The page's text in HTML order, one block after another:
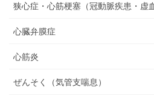
狭心症・心筋梗塞（冠動脈疾患・虚
心臓弁膜症
心筋炎
ぜんそく（気管支喘息）